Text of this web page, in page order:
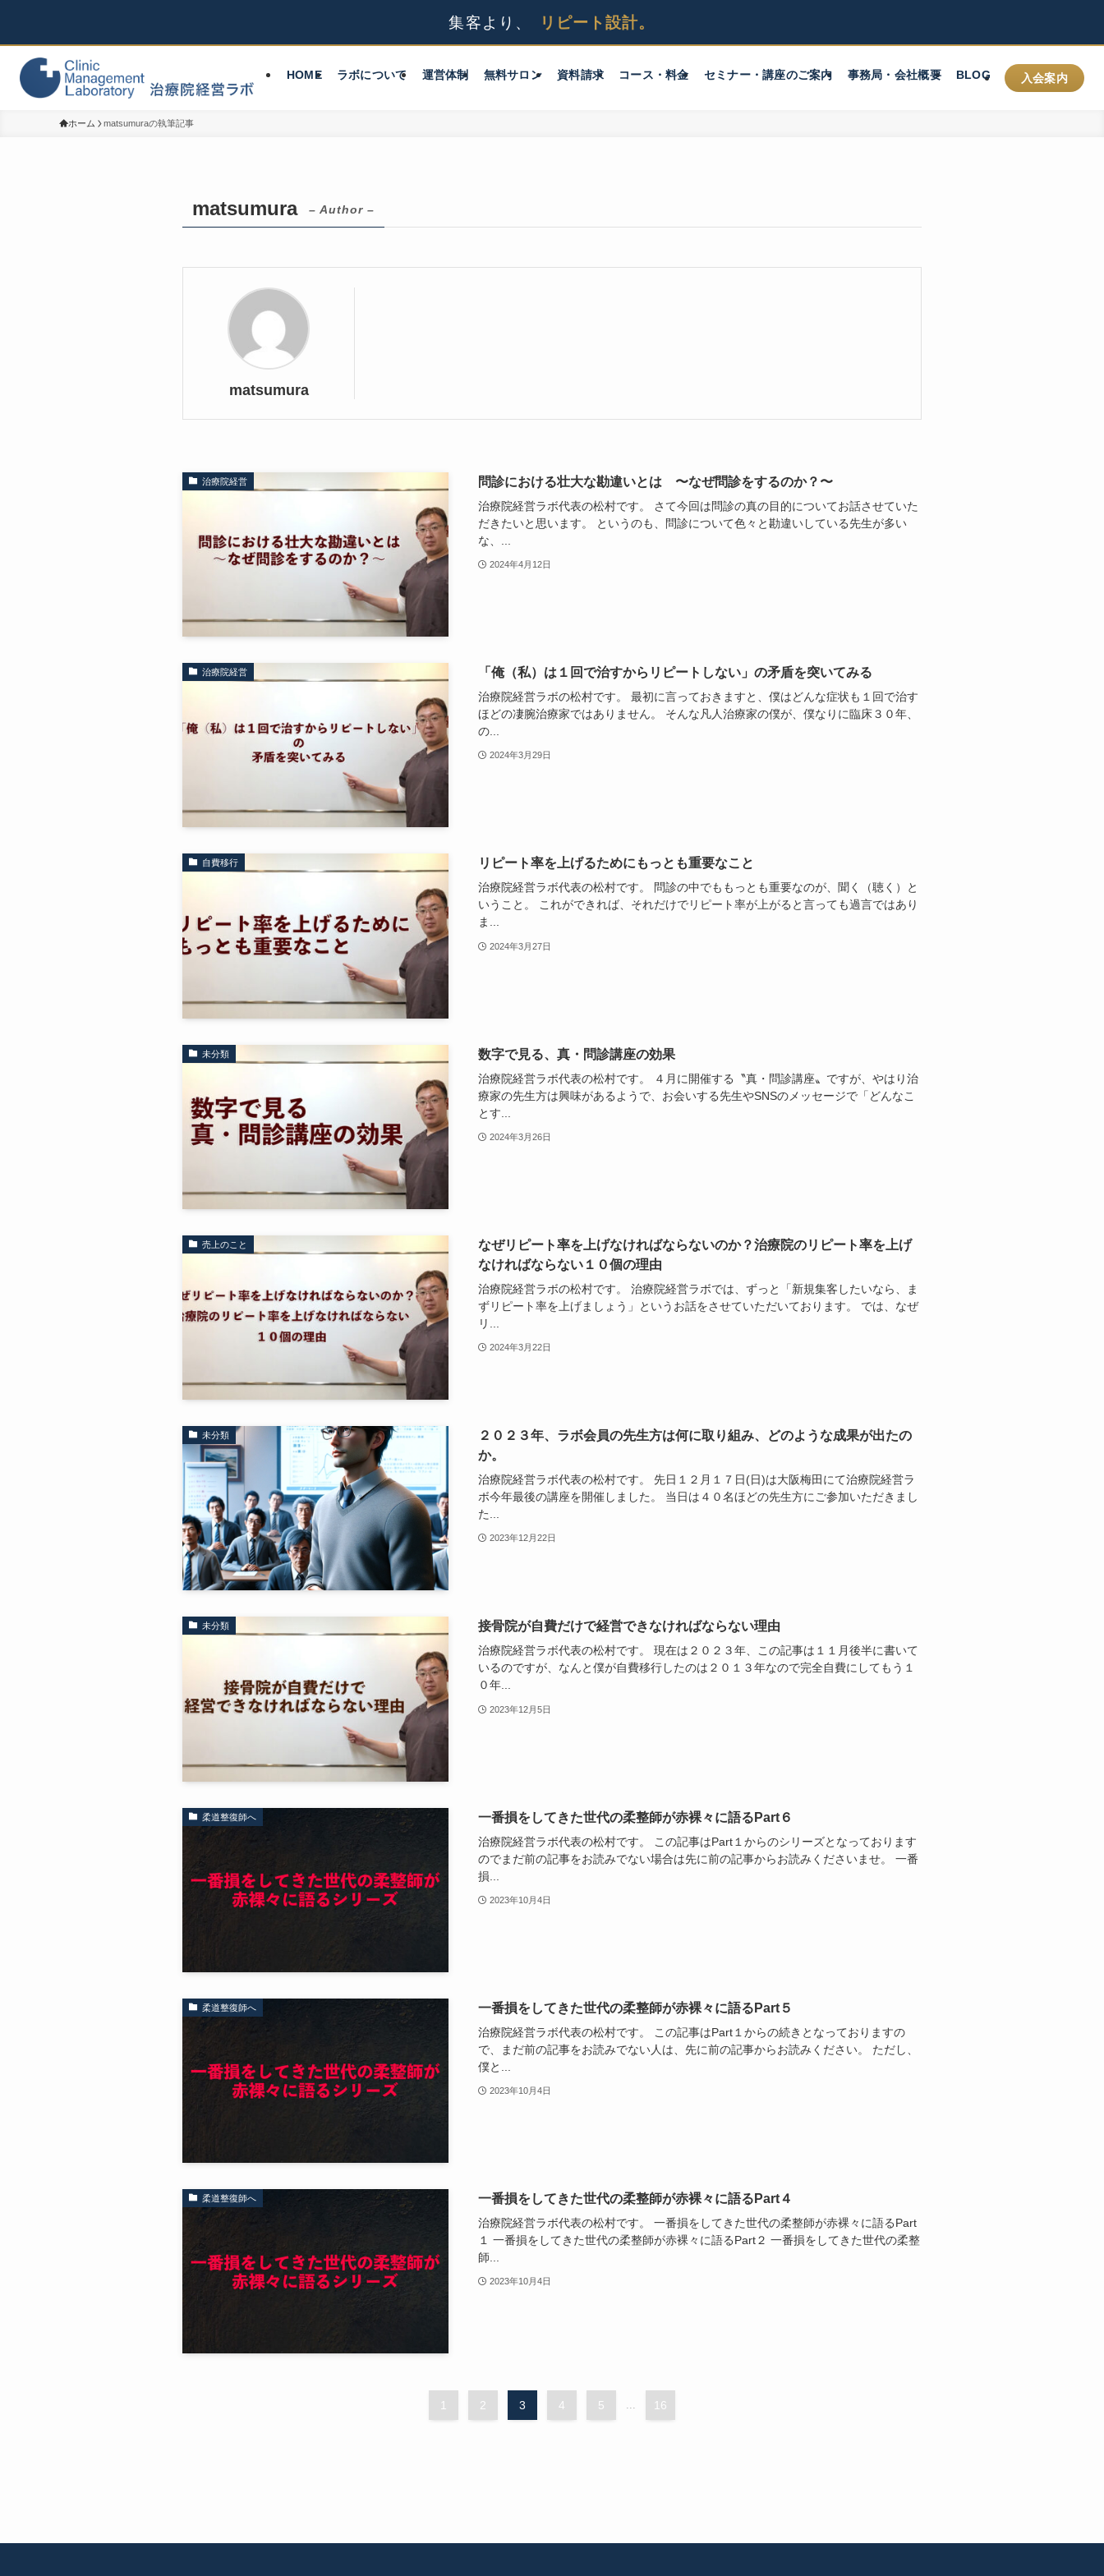
HOME ラボについて 運営体制 無料サロン 資料請求 コース・料金 セミナー・講座のご案内 事務局・会社概要 BLOG 入会案内
ホーム matsumuraの執筆記事
matsumura – Author –
matsumura
治療院経営 問診における壮大な勘違いとは 〜なぜ問診をするのか？〜
治療院経営ラボ代表の松村です。 さて今回は問診の真の目的についてお話させていた
だきたいと思います。 というのも、問診について色々と勘違いしている先生が多い
な、...
2024年4月12日
治療院経営 「俺（私）は１回で治すからリピートしない」の矛盾を突いてみる
治療院経営ラボの松村です。 最初に言っておきますと、僕はどんな症状も１回で治す
ほどの凄腕治療家ではありません。 そんな凡人治療家の僕が、僕なりに臨床３０年、
の...
2024年3月29日
自費移行 リピート率を上げるためにもっとも重要なこと
治療院経営ラボ代表の松村です。 問診の中でももっとも重要なのが、聞く（聴く）と
いうこと。 これができれば、それだけでリピート率が上がると言っても過言ではあり
ま...
2024年3月27日
未分類 数字で見る、真・問診講座の効果
治療院経営ラボ代表の松村です。 ４月に開催する〝真・問診講座〟ですが、やはり治
療家の先生方は興味があるようで、お会いする先生やSNSのメッセージで「どんなこ
とす...
2024年3月26日
売上のこと
なぜリピート率を上げなければならないのか？治療院のリピート率を上げ
なければならない１０個の理由
治療院経営ラボの松村です。 治療院経営ラボでは、ずっと「新規集客したいなら、ま
ずリピート率を上げましょう」というお話をさせていただいております。 では、なぜ
リ...
2024年3月22日
未分類
２０２３年、ラボ会員の先生方は何に取り組み、どのような成果が出たの
か。
治療院経営ラボ代表の松村です。 先日１２月１７日(日)は大阪梅田にて治療院経営ラ
ボ今年最後の講座を開催しました。 当日は４０名ほどの先生方にご参加いただきまし
た...
2023年12月22日
未分類 接骨院が自費だけで経営できなければならない理由
治療院経営ラボ代表の松村です。 現在は２０２３年、この記事は１１月後半に書いて
いるのですが、なんと僕が自費移行したのは２０１３年なので完全自費にしてもう１
０年...
2023年12月5日
柔道整復師へ 一番損をしてきた世代の柔整師が赤裸々に語るPart６
治療院経営ラボ代表の松村です。 この記事はPart１からのシリーズとなっております
のでまだ前の記事をお読みでない場合は先に前の記事からお読みくださいませ。 一番
損...
2023年10月4日
柔道整復師へ 一番損をしてきた世代の柔整師が赤裸々に語るPart５
治療院経営ラボ代表の松村です。 この記事はPart１からの続きとなっておりますの
で、まだ前の記事をお読みでない人は、先に前の記事からお読みください。 ただし、
僕と...
2023年10月4日
柔道整復師へ 一番損をしてきた世代の柔整師が赤裸々に語るPart４
治療院経営ラボ代表の松村です。 一番損をしてきた世代の柔整師が赤裸々に語るPart
１ 一番損をしてきた世代の柔整師が赤裸々に語るPart２ 一番損をしてきた世代の柔整
師...
2023年10月4日
1 2 3 4 5 ... 16